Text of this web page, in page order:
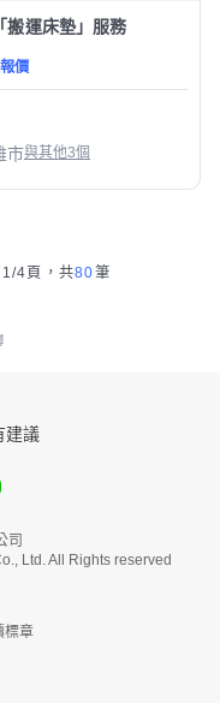
搬運床墊」服務
價
市與其他3個
4頁， 共80筆
建議
司
Ltd. All Rights reserved
標章